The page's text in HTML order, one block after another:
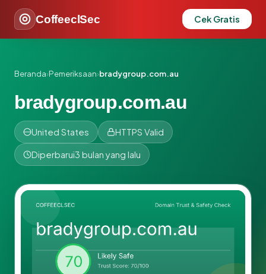
CoffeeclSec Cek Gratis
Beranda›Pemeriksaan›bradygroup.com.au
bradygroup.com.au
United States HTTPS Valid
Diperbarui3 bulan yang lalu